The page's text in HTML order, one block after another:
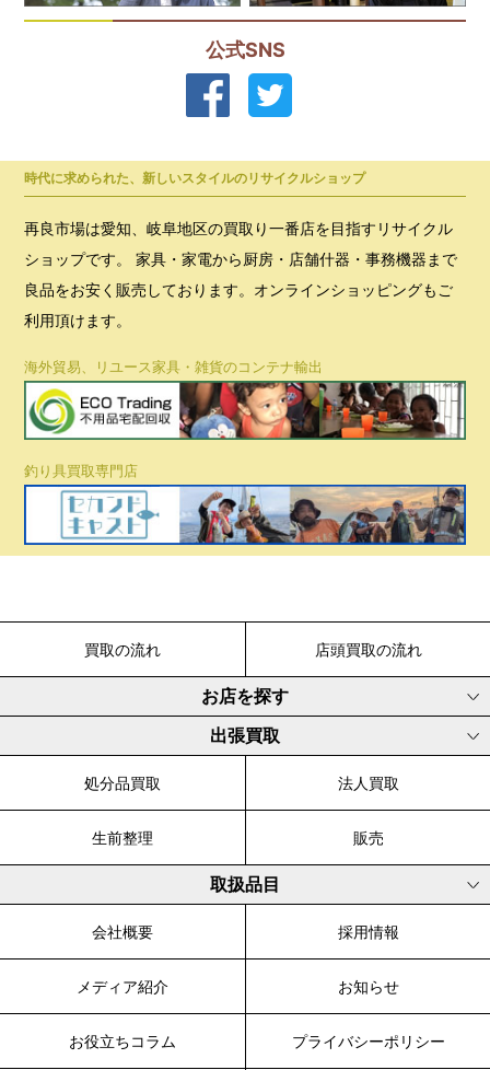
公式SNS
時代に求められた、新しいスタイルのリサイクルショップ
再良市場は愛知、岐阜地区の買取り一番店を目指すリサイクル
ショップです。 家具・家電から厨房・店舗什器・事務機器まで
良品をお安く販売しております。オンラインショッピングもご
利用頂けます。
海外貿易、リユース家具・雑貨のコンテナ輸出
釣り具買取専門店
買取の流れ 店頭買取の流れ
お店を探す
出張買取
処分品買取 法人買取
生前整理 販売
取扱品目
会社概要 採用情報
メディア紹介 お知らせ
お役立ちコラム プライバシーポリシー